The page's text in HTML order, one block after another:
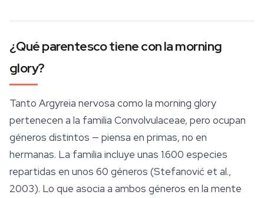
¿Qué parentesco tiene con la morning
glory?
Tanto Argyreia nervosa como la morning glory
pertenecen a la familia Convolvulaceae, pero ocupan
géneros distintos — piensa en primas, no en
hermanas. La familia incluye unas 1.600 especies
repartidas en unos 60 géneros (Stefanović et al.,
2003). Lo que asocia a ambos géneros en la mente